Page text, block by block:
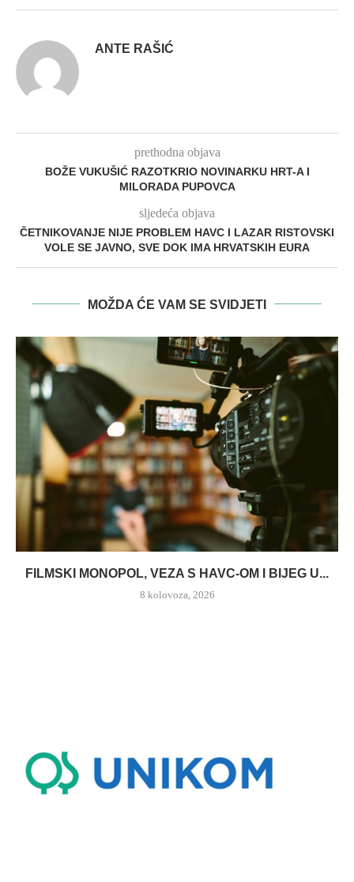
ANTE RAŠIĆ
prethodna objava
BOŽE VUKUŠIĆ RAZOTKRIO NOVINARKU HRT-A I
MILORADA PUPOVCA
sljedeća objava
ČETNIKOVANJE NIJE PROBLEM HAVC I LAZAR RISTOVSKI
VOLE SE JAVNO, SVE DOK IMA HRVATSKIH EURA
MOŽDA ĆE VAM SE SVIDJETI
FILMSKI MONOPOL, VEZA S HAVC-OM I BIJEG U...
8 kolovoza, 2026